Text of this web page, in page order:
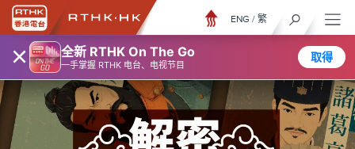
× 全新 RTHK On The Go
一手掌握 RTHK 电台、电视节目
取得
ENG / 繁